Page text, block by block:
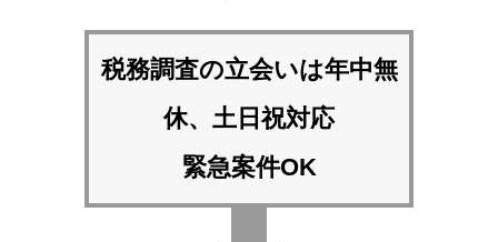
税務調査の立会いは年中無
休、土日祝対応
緊急案件OK